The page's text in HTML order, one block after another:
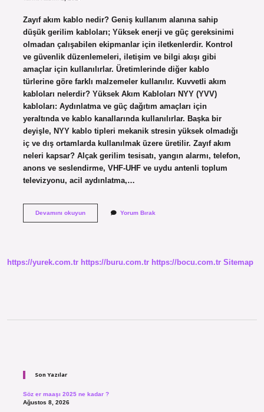
Zayıf akım kablo nedir? Geniş kullanım alanına sahip
düşük gerilim kabloları; Yüksek enerji ve güç gereksinimi
olmadan çalışabilen ekipmanlar için iletkenlerdir. Kontrol
ve güvenlik düzenlemeleri, iletişim ve bilgi akışı gibi
amaçlar için kullanılırlar. Üretimlerinde diğer kablo
türlerine göre farklı malzemeler kullanılır. Kuvvetli akım
kabloları nelerdir? Yüksek Akım Kabloları NYY (YVV)
kabloları: Aydınlatma ve güç dağıtım amaçları için
yeraltında ve kablo kanallarında kullanılırlar. Başka bir
deyişle, NYY kablo tipleri mekanik stresin yüksek olmadığı
iç ve dış ortamlarda kullanılmak üzere üretilir. Zayıf akım
neleri kapsar? Alçak gerilim tesisatı, yangın alarmı, telefon,
anons ve seslendirme, VHF-UHF ve uydu antenli toplum
televizyonu, acil aydınlatma,…
Devamını okuyunZayıf
Yorum Bırak
https://yurek.com.tr https://buru.com.tr https://bocu.com.tr Sitemap
Son Yazılar
Söz er maaşı 2025 ne kadar ?
Ağustos 8, 2026